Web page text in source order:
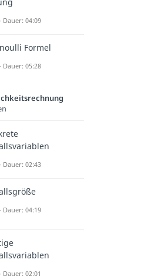
Dauer: 04:09
Formel
Dauer: 05:28
Dauer: 02:43
Dauer: 04:19
Dauer: 02:01